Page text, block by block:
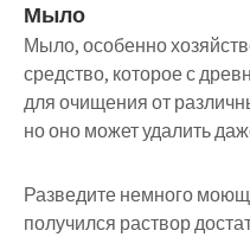
Мыло
Мыло, особенно
средство, которое с
для очищения от
но оно может удалить
Разведите немного
получился раствор